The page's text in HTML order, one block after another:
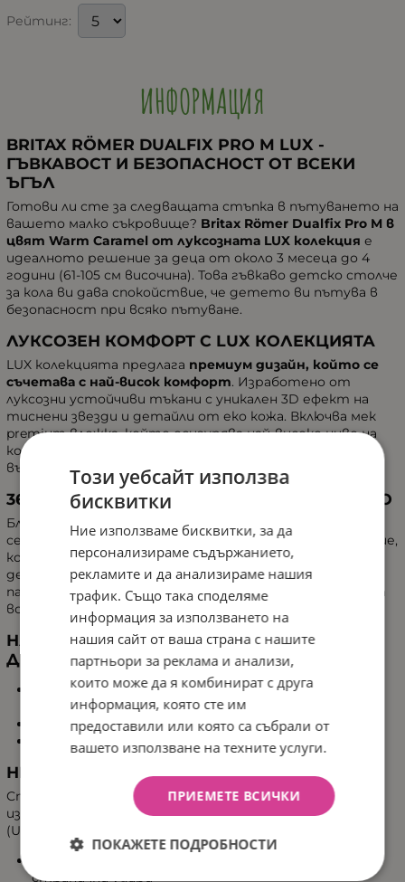
Рейтинг:
ИНФОРМАЦИЯ
BRITAX RÖMER DUALFIX PRO M LUX -
ГЪВКАВОСТ И БЕЗОПАСНОСТ ОТ ВСЕКИ
ЪГЪЛ
Готови ли сте за следващата стъпка в пътуването на
вашето малко съкровище? Britax Römer Dualfix Pro M в
цвят Warm Caramel от луксозната LUX колекция е
идеалното решение за деца от около 3 месеца до 4
години (61-105 см височина). Това гъвкаво детско столче
за кола ви дава спокойствие, че детето ви пътува в
безопасност при всяко пътуване.
ЛУКСОЗЕН КОМФОРТ С LUX КОЛЕКЦИЯТА
LUX колекцията предлага премиум дизайн, който се
съчетава с най-висок комфорт. Изработено от
луксозни устойчиви тъкани с уникален 3D ефект на
тиснени звезди и детайли от еко кожа. Включва мек
premium вложка, който осигурява най-високо ниво на
комфорт благодарение на допълнителната
възглавничка за главата.
360° ВЪРТЕНЕ ЗА МАКСИМАЛНО УДОБСТВО
Благодарение на 360° въртенето
се използва както срещу, така и по посока на движение,
което прави настаняването и изваждането на
детето от колата лесно дори в най-тесните
паркинги. Можете лесно да завъртате столчето от
всяко положение, без да безпокоите малчето.
НАЙ-ДЪЛГО ВРЕМЕ СРЕЩУ ПОСОКАТА НА
ДВИЖЕНИЕ
Срещу посоката на движение:61-105 см
(препоръчително до 4-годишна възраст)
По посоката на движение:76-105 см
НЕПРЕВЪЗХОДЕНА БЕЗОПАСНОСТ
Столчето е разработено според по-строги
изисквания от действащия индустриален стандарт
(UN R129 i-Size). Включва:
странични удари
Този уебсайт използва
бисквитки
Ние използваме бисквитки, за да
персонализираме съдържанието,
рекламите и да анализираме нашия
трафик. Също така споделяме
информация за използването на
нашия сайт от ваша страна с нашите
партньори за реклама и анализи,
които може да я комбинират с друга
информация, която сте им
предоставили или която са събрали от
вашето използване на техните услуги.
ПРИЕМЕТЕ ВСИЧКИ
ПОКАЖЕТЕ ПОДРОБНОСТИ